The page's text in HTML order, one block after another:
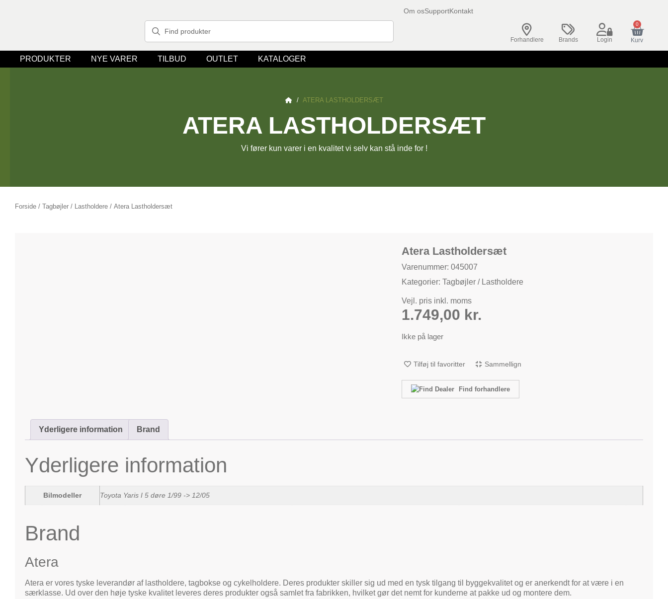
Om osSupportKontakt
Forhandlere Brands Login
0
Kurv
PRODUKTER NYE VARER TILBUD OUTLET KATALOGER
/ ATERA LASTHOLDERSÆT
ATERA LASTHOLDERSÆT
Vi fører kun varer i en kvalitet vi selv kan stå inde for !
Forside / Tagbøjler / Lastholdere / Atera Lastholdersæt
Atera Lastholdersæt
Varenummer: 045007
Kategorier:Tagbøjler / Lastholdere
Vejl. pris inkl. moms
1.749,00 kr.
Ikke på lager
Tilføj til favoritter Sammellign
Find forhandlere
Yderligere information Brand
Yderligere information
Bilmodeller Toyota Yaris I 5 døre 1/99 -> 12/05
Brand
Atera
Atera er vores tyske leverandør af lastholdere, tagbokse og cykelholdere. Deres produkter skiller sig ud med en tysk tilgang til byggekvalitet og er anerkendt for at være i en
særklasse. Ud over den høje tyske kvalitet leveres deres produkter også samlet fra fabrikken, hvilket gør det nemt for kunderne at pakke ud og montere dem.